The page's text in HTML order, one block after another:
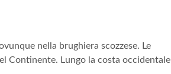
nella brughiera scozzese. Le
Continente. Lungo la costa occidentale